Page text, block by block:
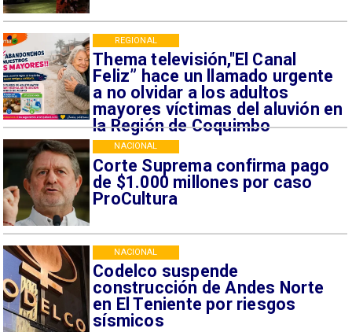
Thema televisión,"El Canal
Feliz” hace un llamado urgente
a no olvidar a los adultos
mayores víctimas del aluvión en
la Región de Coquimbo
REGIONAL
Corte Suprema confirma pago
de $1.000 millones por caso
ProCultura
NACIONAL
Codelco suspende
construcción de Andes Norte
en El Teniente por riesgos
sísmicos
NACIONAL